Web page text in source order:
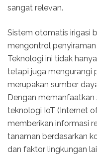
sangat relevan.
Sistem otomatis irigasi
mengontrol
Teknologi ini tidak
tetapi juga mengurangi
merupakan sumber
Dengan memanfaatkan
teknologi IoT (Internet
memberikan informasi
tanaman berdasarkan
dan faktor lingkungan